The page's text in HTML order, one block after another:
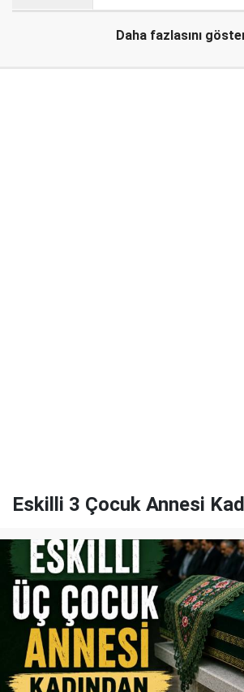
Daha fazlasını
Eskilli 3 Çocuk Annesi